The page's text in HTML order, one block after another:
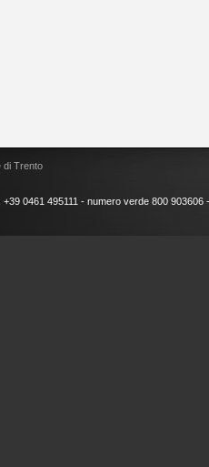
0461 495111 - numero verde 800 903606